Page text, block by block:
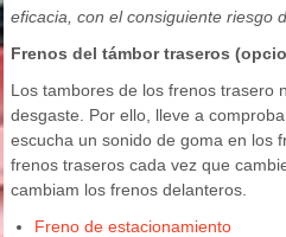
eficacia, con el consiguiente riesgo
Frenos del támbor traseros
Los tambores de los frenos trasero
desgaste. Por ello, lleve a
escucha un sonido de goma en los
frenos traseros cada vez que
cambiam los frenos delanteros.
Freno de estacionamiento